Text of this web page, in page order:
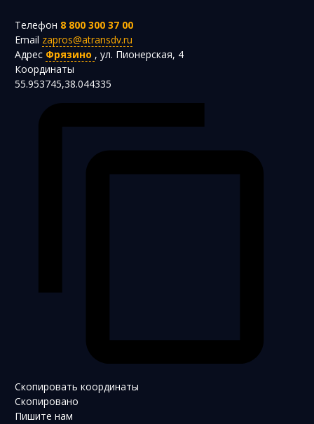
Телефон 8 800 300 37 00
Email zapros@atransdv.ru
Адрес Фрязино , ул. Пионерская, 4
Координаты
55.953745,38.044335
Скопировать координаты
Скопировано
Пишите нам